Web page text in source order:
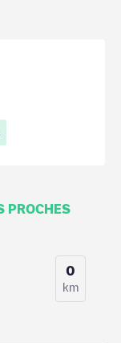
PROCHES
0
km